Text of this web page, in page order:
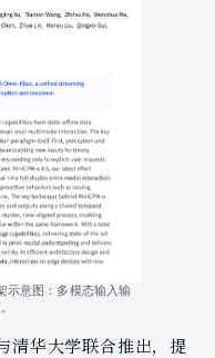
意图：多模态输入输
清华大学联合推出，提